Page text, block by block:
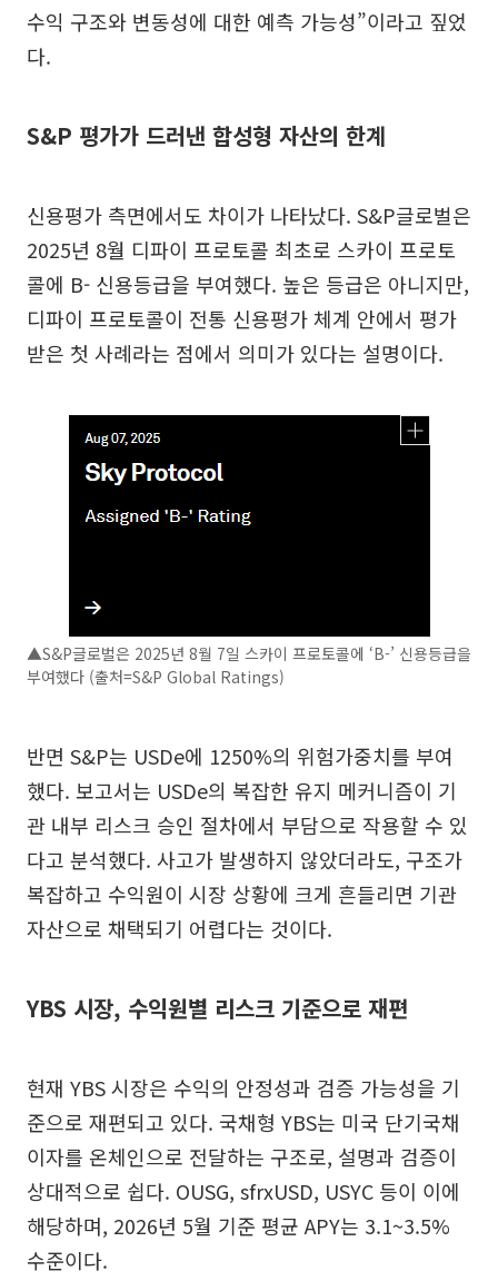
수익 구조와 변동성에 대한 예측 가능성”이라고 짚었
다.
S&P 평가가 드러낸 합성형 자산의 한계
신용평가 측면에서도 차이가 나타났다. S&P글로벌은
2025년 8월 디파이 프로토콜 최초로 스카이 프로토
콜에 B- 신용등급을 부여했다. 높은 등급은 아니지만,
디파이 프로토콜이 전통 신용평가 체계 안에서 평가
받은 첫 사례라는 점에서 의미가 있다는 설명이다.
▲S&P글로벌은 2025년 8월 7일 스카이 프로토콜에 ‘B-’ 신용등급을
부여했다 (출처=S&P Global Ratings)
반면 S&P는 USDe에 1250%의 위험가중치를 부여
했다. 보고서는 USDe의 복잡한 유지 메커니즘이 기
관 내부 리스크 승인 절차에서 부담으로 작용할 수 있
다고 분석했다. 사고가 발생하지 않았더라도, 구조가
복잡하고 수익원이 시장 상황에 크게 흔들리면 기관
자산으로 채택되기 어렵다는 것이다.
YBS 시장, 수익원별 리스크 기준으로 재편
현재 YBS 시장은 수익의 안정성과 검증 가능성을 기
준으로 재편되고 있다. 국채형 YBS는 미국 단기국채
이자를 온체인으로 전달하는 구조로, 설명과 검증이
상대적으로 쉽다. OUSG, sfrxUSD, USYC 등이 이에
해당하며, 2026년 5월 기준 평균 APY는 3.1~3.5%
수준이다.